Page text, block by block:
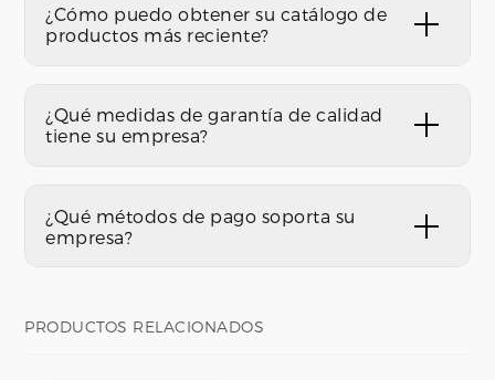
¿Cómo puedo obtener su catálogo de
productos más reciente?
¿Qué medidas de garantía de calidad
tiene su empresa?
¿Qué métodos de pago soporta su
empresa?
PRODUCTOS RELACIONADOS